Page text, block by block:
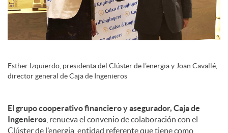
s
Esther Izquierdo, presidenta del Clúster de l’energia y Joan Cavallé,
director general de Caja de Ingenieros
El grupo cooperativo financiero y asegurador, Caja de
Ingenieros , renueva el convenio de colaboración con el
Clúster de l’energia, entidad referente que tiene como